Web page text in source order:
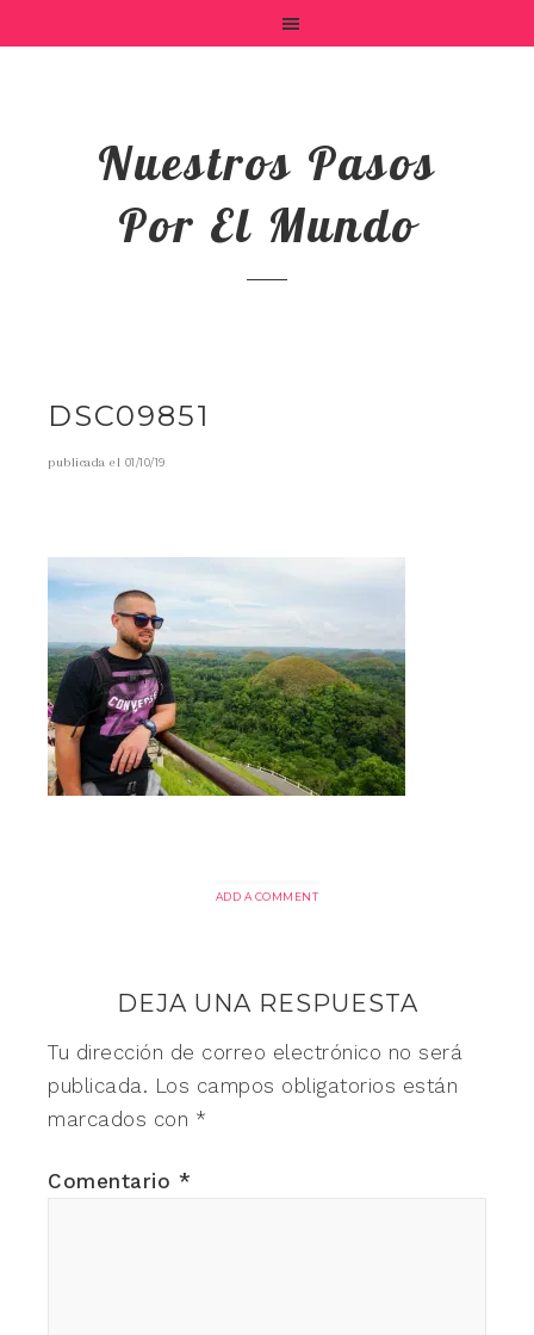
Nuestros Pasos
Por El Mundo
DSC09851
publicada el 01/10/19
ADD A COMMENT
DEJA UNA RESPUESTA
Tu dirección de correo electrónico no será
publicada. Los campos obligatorios están
marcados con *
Comentario *